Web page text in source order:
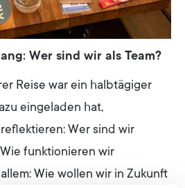
Wer sind wir als Team?
Reise war ein halbtägiger
eingeladen hat,
Wer sind wir
funktionieren wir
Wie wollen wir in Zukunft